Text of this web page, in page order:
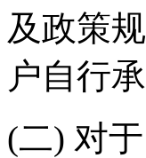
及政策
户自行承
(二) 对